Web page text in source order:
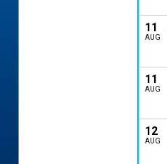
11
AUG
11
AUG
12
AUG